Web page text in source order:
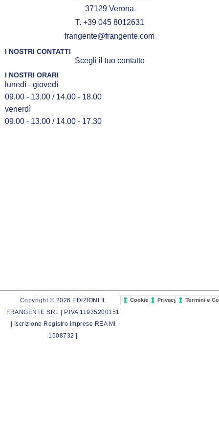
37129 Verona
T. +39 045 8012631
frangente@frangente.com
I NOSTRI CONTATTI
Scegli il tuo contatto
I NOSTRI ORARI
lunedì - giovedì
09.00 - 13.00 / 14.00 - 18.00
venerdì
09.00 - 13.00 / 14.00 - 17.30
Copyright © 2026 EDIZIONI IL
FRANGENTE SRL | P.IVA 11935200151
| Iscrizione Registro imprese REA MI
1508732 |
Cookie PolicyPrivacy PolicyTermini e